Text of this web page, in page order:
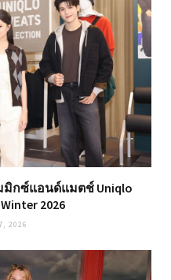
มิกซ์แอนด์แมตช์ Uniqlo
2026
2026